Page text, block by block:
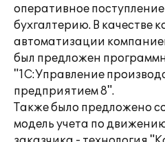
оперативное
бухгалтерию. В качестве
автоматизации
был предложен
"1С:Управление
предприятием 8".
Также было предложено
модель учета по